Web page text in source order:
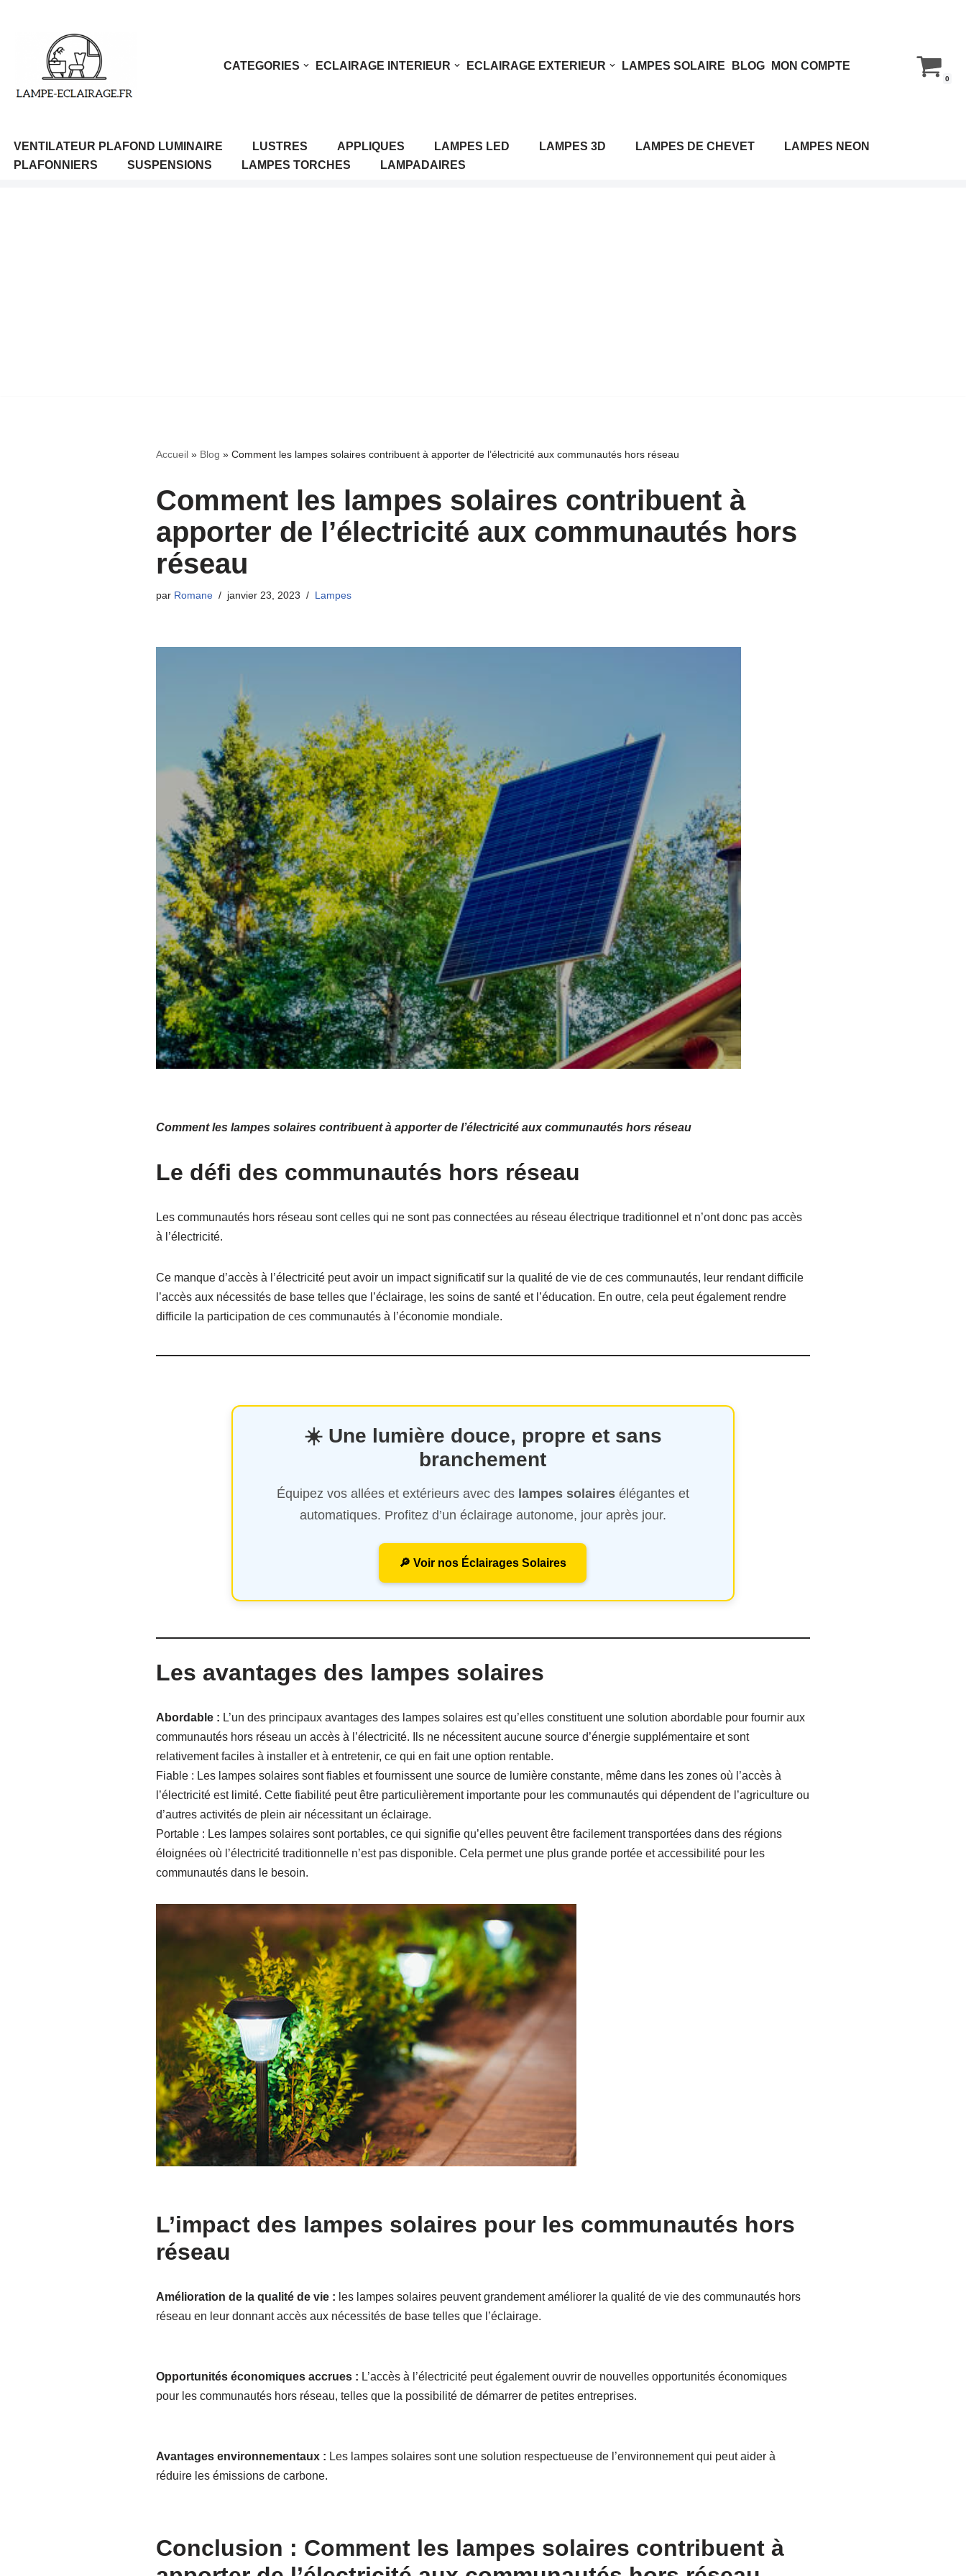
contenu
CATEGORIES ECLAIRAGE INTERIEUR ECLAIRAGE EXTERIEUR LAMPES SOLAIRE BLOG MON COMPTE
0
VENTILATEUR PLAFOND LUMINAIRE LUSTRES APPLIQUES LAMPES LED LAMPES 3D LAMPES DE CHEVET
LAMPES NEON
PLAFONNIERS
SUSPENSIONS LAMPES TORCHES LAMPADAIRES
Accueil» Blog » Comment les lampes solaires contribuent à apporter de l’électricité aux communautés hors réseau
Comment les lampes solaires contribuent à
apporter de l’électricité aux communautés hors
réseau
par Romane janvier 23, 2023 Lampes
Comment les lampes solaires contribuent à apporter de l’électricité aux communautés hors réseau
Le défi des communautés hors réseau
Les communautés hors réseau sont celles qui ne sont pas connectées au réseau électrique traditionnel et n’ont donc pas accès
à l’électricité.
Ce manque d’accès à l’électricité peut avoir un impact significatif sur la qualité de vie de ces communautés, leur rendant difficile
l’accès aux nécessités de base telles que l’éclairage, les soins de santé et l’éducation. En outre, cela peut également rendre
difficile la participation de ces communautés à l’économie mondiale.
☀️ Une lumière douce, propre et sans
branchement
Équipez vos allées et extérieurs avec des lampes solairesélégantes et
automatiques. Profitez d’un éclairage autonome, jour après jour.
🔎 Voir nos Éclairages Solaires
Les avantages des lampes solaires
Abordable : L’un des principaux avantages des lampes solaires est qu’elles constituent une solution abordable pour fournir aux
communautés hors réseau un accès à l’électricité. Ils ne nécessitent aucune source d’énergie supplémentaire et sont
relativement faciles à installer et à entretenir, ce qui en fait une option rentable.
Fiable : Les lampes solaires sont fiables et fournissent une source de lumière constante, même dans les zones où l’accès à
l’électricité est limité. Cette fiabilité peut être particulièrement importante pour les communautés qui dépendent de l’agriculture ou
d’autres activités de plein air nécessitant un éclairage.
Portable : Les lampes solaires sont portables, ce qui signifie qu’elles peuvent être facilement transportées dans des régions
éloignées où l’électricité traditionnelle n’est pas disponible. Cela permet une plus grande portée et accessibilité pour les
communautés dans le besoin.
L’impact des lampes solaires pour les communautés hors
réseau
Amélioration de la qualité de vie : les lampes solaires peuvent grandement améliorer la qualité de vie des communautés hors
réseau en leur donnant accès aux nécessités de base telles que l’éclairage.
Opportunités économiques accrues : L’accès à l’électricité peut également ouvrir de nouvelles opportunités économiques
pour les communautés hors réseau, telles que la possibilité de démarrer de petites entreprises.
Avantages environnementaux : Les lampes solaires sont une solution respectueuse de l’environnement qui peut aider à
réduire les émissions de carbone.
Conclusion : Comment les lampes solaires contribuent à